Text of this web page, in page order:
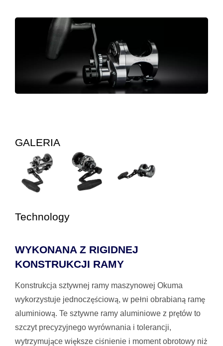
GALERIA
Technology
WYKONANA Z RIGIDNEJ
KONSTRUKCJI RAMY
Konstrukcja sztywnej ramy maszynowej Okuma
wykorzystuje jednoczęściową, w pełni obrabianą ramę
aluminiową. Te sztywne ramy aluminiowe z prętów to
szczyt precyzyjnego wyrównania i tolerancji,
wytrzymujące większe ciśnienie i moment obrotowy niż